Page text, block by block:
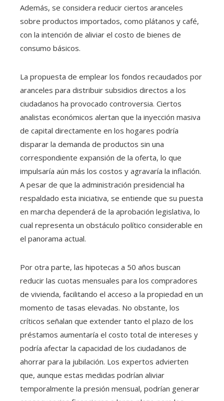
Además, se considera reducir ciertos aranceles
sobre productos importados, como plátanos y café,
con la intención de aliviar el costo de bienes de
consumo básicos.
La propuesta de emplear los fondos recaudados por
aranceles para distribuir subsidios directos a los
ciudadanos ha provocado controversia. Ciertos
analistas económicos alertan que la inyección masiva
de capital directamente en los hogares podría
disparar la demanda de productos sin una
correspondiente expansión de la oferta, lo que
impulsaría aún más los costos y agravaría la inflación.
A pesar de que la administración presidencial ha
respaldado esta iniciativa, se entiende que su puesta
en marcha dependerá de la aprobación legislativa, lo
cual representa un obstáculo político considerable en
el panorama actual.
Por otra parte, las hipotecas a 50 años buscan
reducir las cuotas mensuales para los compradores
de vivienda, facilitando el acceso a la propiedad en un
momento de tasas elevadas. No obstante, los
críticos señalan que extender tanto el plazo de los
préstamos aumentaría el costo total de intereses y
podría afectar la capacidad de los ciudadanos de
ahorrar para la jubilación. Los expertos advierten
que, aunque estas medidas podrían aliviar
temporalmente la presión mensual, podrían generar